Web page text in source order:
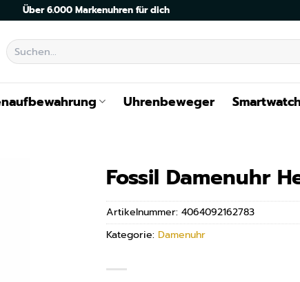
Über 6.000 Markenuhren für dich
Suchen
nach:
Uhrenbeweger
Fossil Damenuhr
Artikelnummer: 4064092162783
Kategorie: Damenuhr